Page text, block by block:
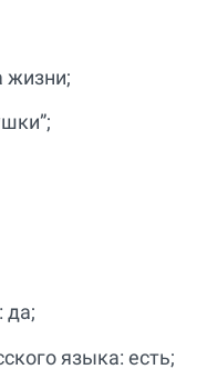
жизни;
да;
языка: есть;